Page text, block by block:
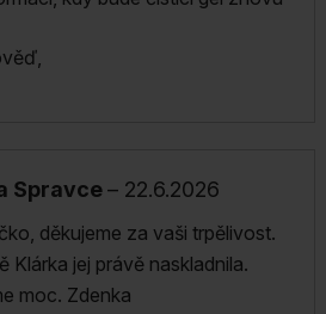
Spravce– 22.6.2026
děkujeme za vaši trpělivost.
Klárka jej právě naskladnila.
moc. Zdenka